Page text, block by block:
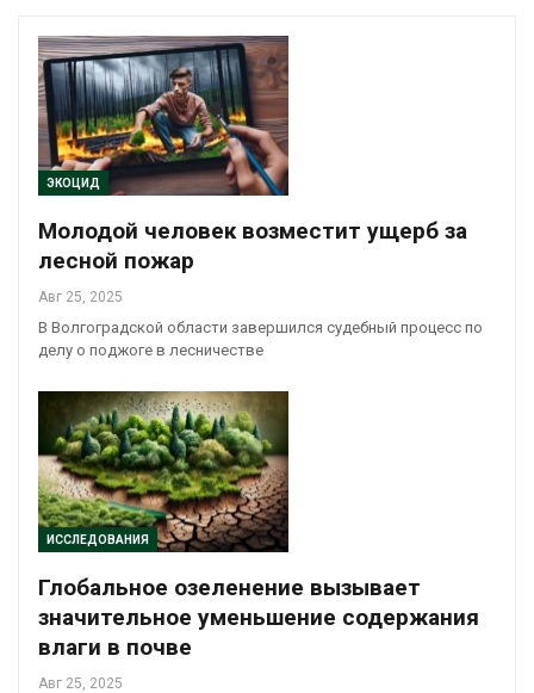
ЭКОЦИД
Молодой человек возместит ущерб за
лесной пожар
Авг 25, 2025
В Волгоградской области завершился судебный процесс по
делу о поджоге в лесничестве
ИССЛЕДОВАНИЯ
Глобальное озеленение вызывает
значительное уменьшение содержания
влаги в почве
Авг 25, 2025